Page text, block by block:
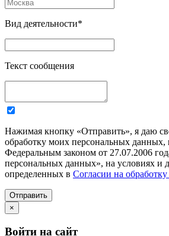
Вид деятельности*
Текст сообщения
Нажимая кнопку «Отправить», я даю
обработку моих персональных данных,
Федеральным законом от 27.07.2006
персональных данных», на условиях и
определенных в Согласии на
Отправить
×
Войти на сайт